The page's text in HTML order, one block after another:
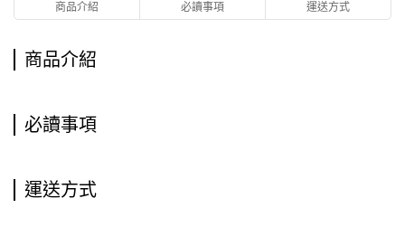
商品介紹 必讀事項 運送方式
商品介紹
必讀事項
運送方式